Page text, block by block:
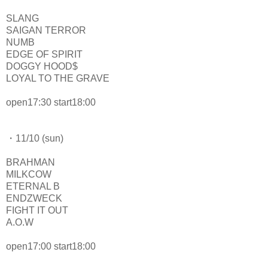
SLANG
SAIGAN TERROR
NUMB
EDGE OF SPIRIT
DOGGY HOOD$
LOYAL TO THE GRAVE
open17:30 start18:00
・11/10 (sun)
BRAHMAN
MILKCOW
ETERNAL B
ENDZWECK
FIGHT IT OUT
A.O.W
open17:00 start18:00